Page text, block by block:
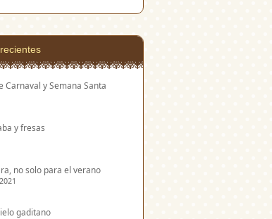
Carnaval y Semana Santa
y fresas
no solo para el verano
gaditano